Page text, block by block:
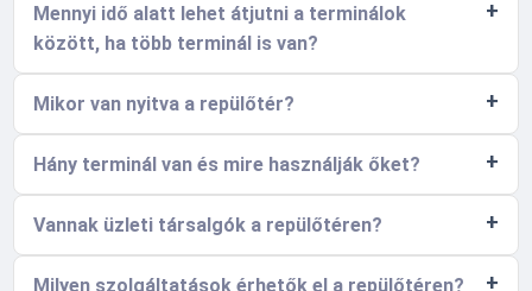
Mennyi idő alatt lehet átjutni a terminálok
között, ha több terminál is van?
Mikor van nyitva a repülőtér?
Hány terminál van és mire használják őket?
Vannak üzleti társalgók a repülőtéren?
Milyen szolgáltatások érhetők el a repülőtéren?